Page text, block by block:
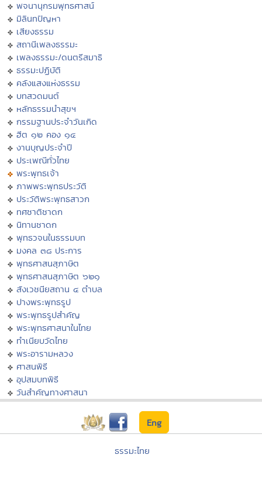
พจนานุกรมพุทธศาสน์
มิลินทปัญหา
เสียงธรรม
สถานีเพลงธรรมะ
เพลงธรรมะ/ดนตรีสมาธิ
ธรรมะปฏิบัติ
คลังแสงแห่งธรรม
บทสวดมนต์
หลักธรรมนำสุขฯ
กรรมฐานประจำวันเกิด
ฮีต ๑๒ คอง ๑๔
งานบุญประจำปี
ประเพณีทั่วไทย
พระพุทธเจ้า
ภาพพระพุทธประวัติ
ประวัติพระพุทธสาวก
ทศชาติชาดก
นิทานชาดก
พุทธวจนในธรรมบท
มงคล ๓๘ ประการ
พุทธศาสนสุภาษิต
พุทธศาสนสุภาษิต ๖๒๑
สังเวชนียสถาน ๔ ตำบล
ปางพระพุทธรูป
พระพุทธรูปสำคัญ
พระพุทธศาสนาในไทย
ทำเนียบวัดไทย
พระอารามหลวง
ศาสนพิธี
อุปสมบทพิธี
วันสำคัญทางศาสนา
Eng
ธรรมะไทย